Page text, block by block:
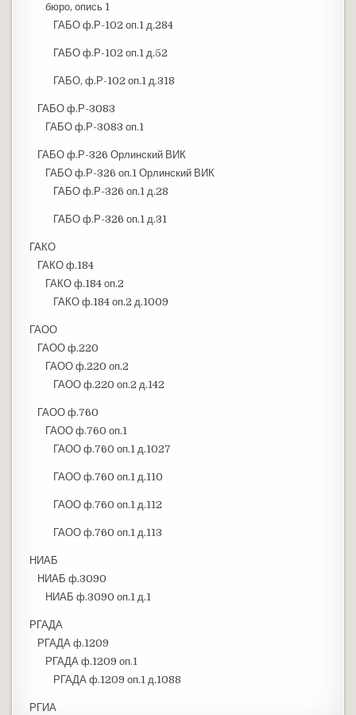
бюро, опись 1
ГАБО ф.Р-102 оп.1 д.284
ГАБО ф.Р-102 оп.1 д.52
ГАБО, ф.Р-102 оп.1 д.318
ГАБО ф.Р-3083
ГАБО ф.Р-3083 оп.1
ГАБО ф.Р-326 Орлинский ВИК
ГАБО ф.Р-326 оп.1 Орлинский ВИК
ГАБО ф.Р-326 оп.1 д.28
ГАБО ф.Р-326 оп.1 д.31
ГАКО
ГАКО ф.184
ГАКО ф.184 оп.2
ГАКО ф.184 оп.2 д.1009
ГАОО
ГАОО ф.220
ГАОО ф.220 оп.2
ГАОО ф.220 оп.2 д.142
ГАОО ф.760
ГАОО ф.760 оп.1
ГАОО ф.760 оп.1 д.1027
ГАОО ф.760 оп.1 д.110
ГАОО ф.760 оп.1 д.112
ГАОО ф.760 оп.1 д.113
НИАБ
НИАБ ф.3090
НИАБ ф.3090 оп.1 д.1
РГАДА
РГАДА ф.1209
РГАДА ф.1209 оп.1
РГАДА ф.1209 оп.1 д.1088
РГИА